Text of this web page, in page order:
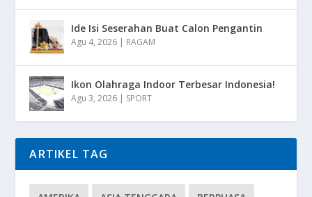
Ide Isi Seserahan Buat Calon Pengantin
Agu 4, 2026 | RAGAM
Ikon Olahraga Indoor Terbesar Indonesia!
Agu 3, 2026 | SPORT
ARTIKEL TAG